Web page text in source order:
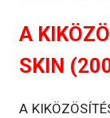
A
SKIN
A